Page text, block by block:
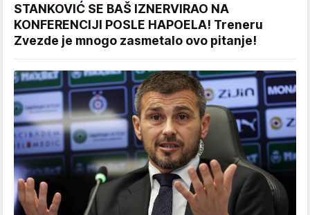
STANKOVIĆ SE BAŠ IZNERVIRAO NA
KONFERENCIJI POSLE HAPOELA! Treneru
Zvezde je mnogo zasmetalo ovo pitanje!